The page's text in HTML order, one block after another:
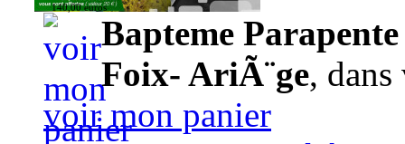
140,00 euros
Bapteme
Foix- AriÃ¨ge,
voir mon panier